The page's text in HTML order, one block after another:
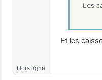
Les
Et les
Hors ligne